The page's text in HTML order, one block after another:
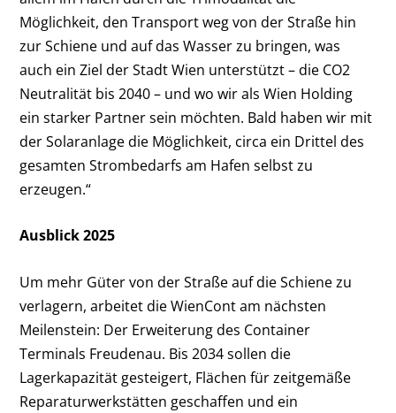
Möglichkeit, den Transport weg von der Straße hin
zur Schiene und auf das Wasser zu bringen, was
auch ein Ziel der Stadt Wien unterstützt – die CO2
Neutralität bis 2040 – und wo wir als Wien Holding
ein starker Partner sein möchten. Bald haben wir mit
der Solaranlage die Möglichkeit, circa ein Drittel des
gesamten Strombedarfs am Hafen selbst zu
erzeugen.“
Ausblick 2025
Um mehr Güter von der Straße auf die Schiene zu
verlagern, arbeitet die WienCont am nächsten
Meilenstein: Der Erweiterung des Container
Terminals Freudenau. Bis 2034 sollen die
Lagerkapazität gesteigert, Flächen für zeitgemäße
Reparaturwerkstätten geschaffen und ein